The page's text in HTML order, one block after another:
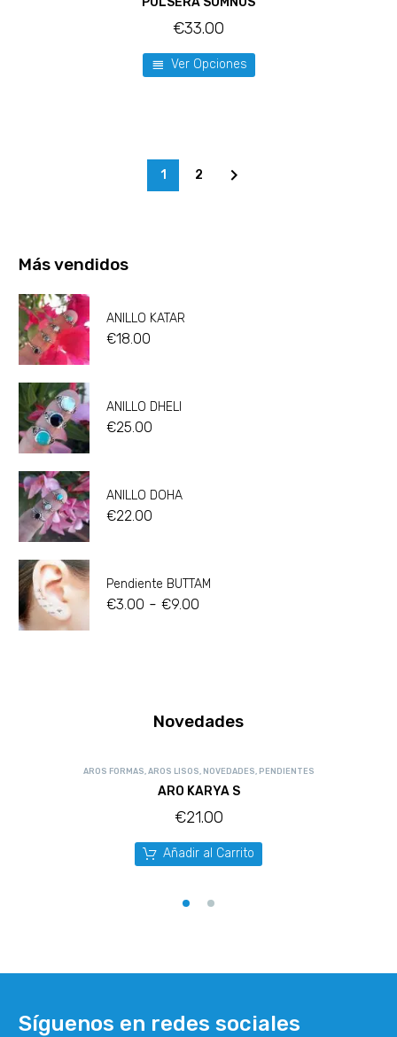
€33.00
Ver Opciones
1 2
Más vendidos
ANILLO KATAR
€18.00
ANILLO DHELI
€25.00
ANILLO DOHA
€22.00
Pendiente BUTTAM
€3.00 - €9.00
Novedades
AROS FORMAS, AROS LISOS, NOVEDADES, PENDIENTES
ARO KARYA S
€21.00
Añadir al Carrito
Síguenos en redes sociales